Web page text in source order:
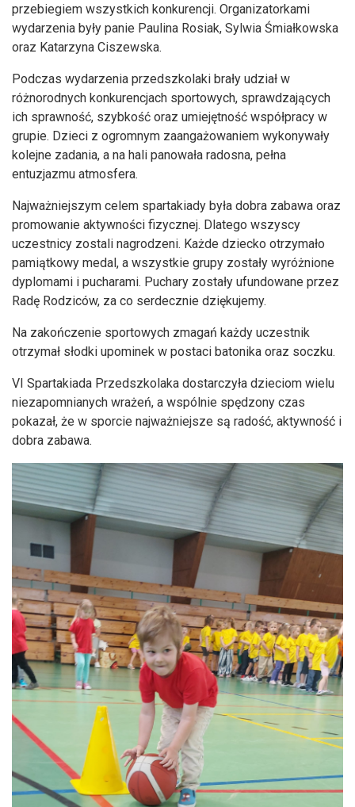
przebiegiem wszystkich konkurencji. Organizatorkami
wydarzenia były panie Paulina Rosiak, Sylwia Śmiałkowska
oraz Katarzyna Ciszewska.
Podczas wydarzenia przedszkolaki brały udział w
różnorodnych konkurencjach sportowych, sprawdzających
ich sprawność, szybkość oraz umiejętność współpracy w
grupie. Dzieci z ogromnym zaangażowaniem wykonywały
kolejne zadania, a na hali panowała radosna, pełna
entuzjazmu atmosfera.
Najważniejszym celem spartakiady była dobra zabawa oraz
promowanie aktywności fizycznej. Dlatego wszyscy
uczestnicy zostali nagrodzeni. Każde dziecko otrzymało
pamiątkowy medal, a wszystkie grupy zostały wyróżnione
dyplomami i pucharami. Puchary zostały ufundowane przez
Radę Rodziców, za co serdecznie dziękujemy.
Na zakończenie sportowych zmagań każdy uczestnik
otrzymał słodki upominek w postaci batonika oraz soczku.
VI Spartakiada Przedszkolaka dostarczyła dzieciom wielu
niezapomnianych wrażeń, a wspólnie spędzony czas
pokazał, że w sporcie najważniejsze są radość, aktywność i
dobra zabawa.